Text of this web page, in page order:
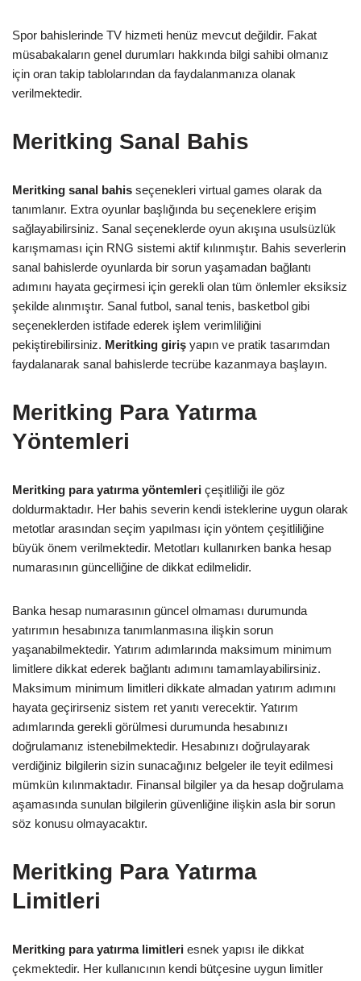
Spor bahislerinde TV hizmeti henüz mevcut değildir. Fakat
müsabakaların genel durumları hakkında bilgi sahibi olmanız
için oran takip tablolarından da faydalanmanıza olanak
verilmektedir.
Meritking Sanal Bahis
Meritking sanal bahis seçenekleri virtual games olarak da
tanımlanır. Extra oyunlar başlığında bu seçeneklere erişim
sağlayabilirsiniz. Sanal seçeneklerde oyun akışına usulsüzlük
karışmaması için RNG sistemi aktif kılınmıştır. Bahis severlerin
sanal bahislerde oyunlarda bir sorun yaşamadan bağlantı
adımını hayata geçirmesi için gerekli olan tüm önlemler eksiksiz
şekilde alınmıştır. Sanal futbol, sanal tenis, basketbol gibi
seçeneklerden istifade ederek işlem verimliliğini
pekiştirebilirsiniz. Meritking giriş yapın ve pratik tasarımdan
faydalanarak sanal bahislerde tecrübe kazanmaya başlayın.
Meritking Para Yatırma
Yöntemleri
Meritking para yatırma yöntemleri çeşitliliği ile göz
doldurmaktadır. Her bahis severin kendi isteklerine uygun olarak
metotlar arasından seçim yapılması için yöntem çeşitliliğine
büyük önem verilmektedir. Metotları kullanırken banka hesap
numarasının güncelliğine de dikkat edilmelidir.
Banka hesap numarasının güncel olmaması durumunda
yatırımın hesabınıza tanımlanmasına ilişkin sorun
yaşanabilmektedir. Yatırım adımlarında maksimum minimum
limitlere dikkat ederek bağlantı adımını tamamlayabilirsiniz.
Maksimum minimum limitleri dikkate almadan yatırım adımını
hayata geçirirseniz sistem ret yanıtı verecektir. Yatırım
adımlarında gerekli görülmesi durumunda hesabınızı
doğrulamanız istenebilmektedir. Hesabınızı doğrulayarak
verdiğiniz bilgilerin sizin sunacağınız belgeler ile teyit edilmesi
mümkün kılınmaktadır. Finansal bilgiler ya da hesap doğrulama
aşamasında sunulan bilgilerin güvenliğine ilişkin asla bir sorun
söz konusu olmayacaktır.
Meritking Para Yatırma
Limitleri
Meritking para yatırma limitleri esnek yapısı ile dikkat
çekmektedir. Her kullanıcının kendi bütçesine uygun limitler